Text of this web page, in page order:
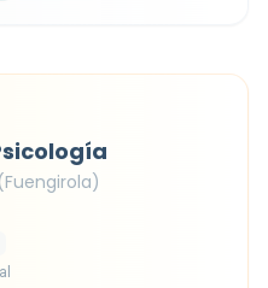
(Fuengirola)